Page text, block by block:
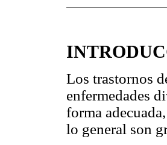
Los trastornos
enfermedades
forma
lo general son